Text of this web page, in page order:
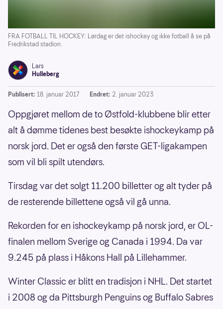
FRA FOTBALL TIL HOCKEY: Lørdag er det ishockey og ikke fotball å se på
Fredrikstad stadion.
Lars
Hulleberg
Publisert: 18. januar 2017 Endret: 2. januar 2023
Oppgjøret mellom de to Østfold-klubbene blir etter
alt å dømme tidenes best besøkte ishockeykamp på
norsk jord. Det er også den første GET-ligakampen
som vil bli spilt utendørs.
Tirsdag var det solgt 11.200 billetter og alt tyder på
de resterende billettene også vil gå unna.
Rekorden for en ishockeykamp på norsk jord, er OL-
finalen mellom Sverige og Canada i 1994. Da var
9.245 på plass i Håkons Hall på Lillehammer.
Winter Classic er blitt en tradisjon i NHL. Det startet
i 2008 og da Pittsburgh Penguins og Buffalo Sabres